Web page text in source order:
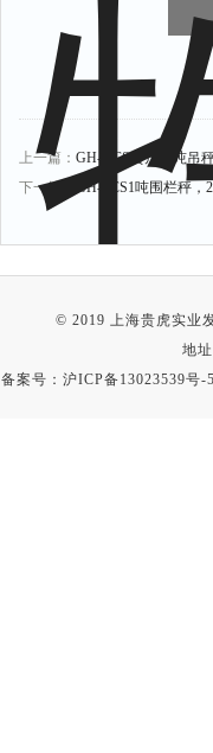
上一篇： GH-OCS贵州15吨吊
下一篇：
GH-SCS1吨围栏秤
© 2019 上海贵虎实业
地
备案号：沪ICP备13023539号-